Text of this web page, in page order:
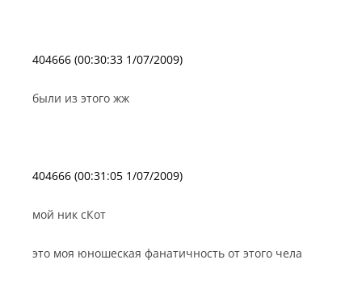
404666 (00:30:33 1/07/2009)
были из этого жж
404666 (00:31:05 1/07/2009)
мой ник сКот
это моя юношеская фанатичность от этого чела